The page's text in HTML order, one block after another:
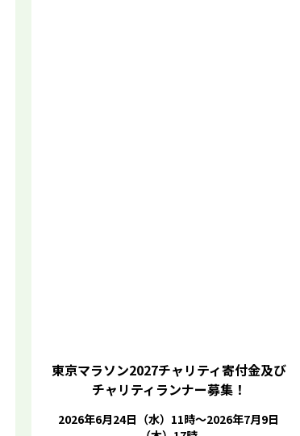
東京マラソン2027チャリティ寄付金及び
チャリティランナー募集！
2026年6月24日（水）11時～2026年7月9日